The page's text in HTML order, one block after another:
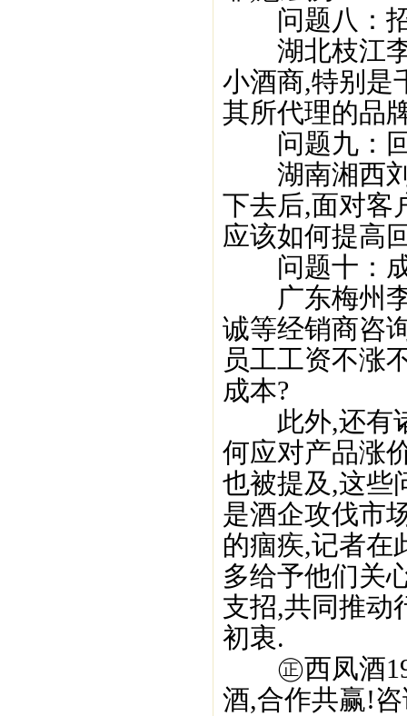
问题八：招
湖北枝江李
小酒商,特别是
其所代理的品
问题九：回
湖南湘西刘
下去后,面对客
应该如何提高
问题十：成
广东梅州李
诚等经销商咨
员工工资不涨
成本?
此外,还有诸
何应对产品涨
也被提及,这些
是酒企攻伐市
的痼疾,记者在
多给予他们关
支招,共同推动
初衷.
㊣西凤酒
酒,合作共赢!咨